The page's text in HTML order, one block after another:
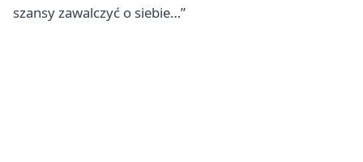
szansy zawalczyć o siebie…”